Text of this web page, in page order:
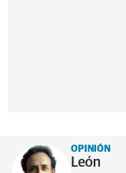
OPINIÓN
León